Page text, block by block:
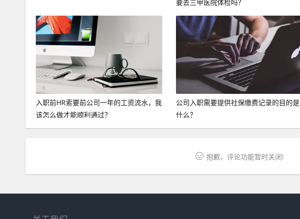
要去三甲医院体检吗？
入职前HR索要前公司一年的工资流水，我
该怎么做才能顺利通过？
公司入职需要提供社保缴费记录的目的是
什么？
抱歉，评论功能暂时关闭!